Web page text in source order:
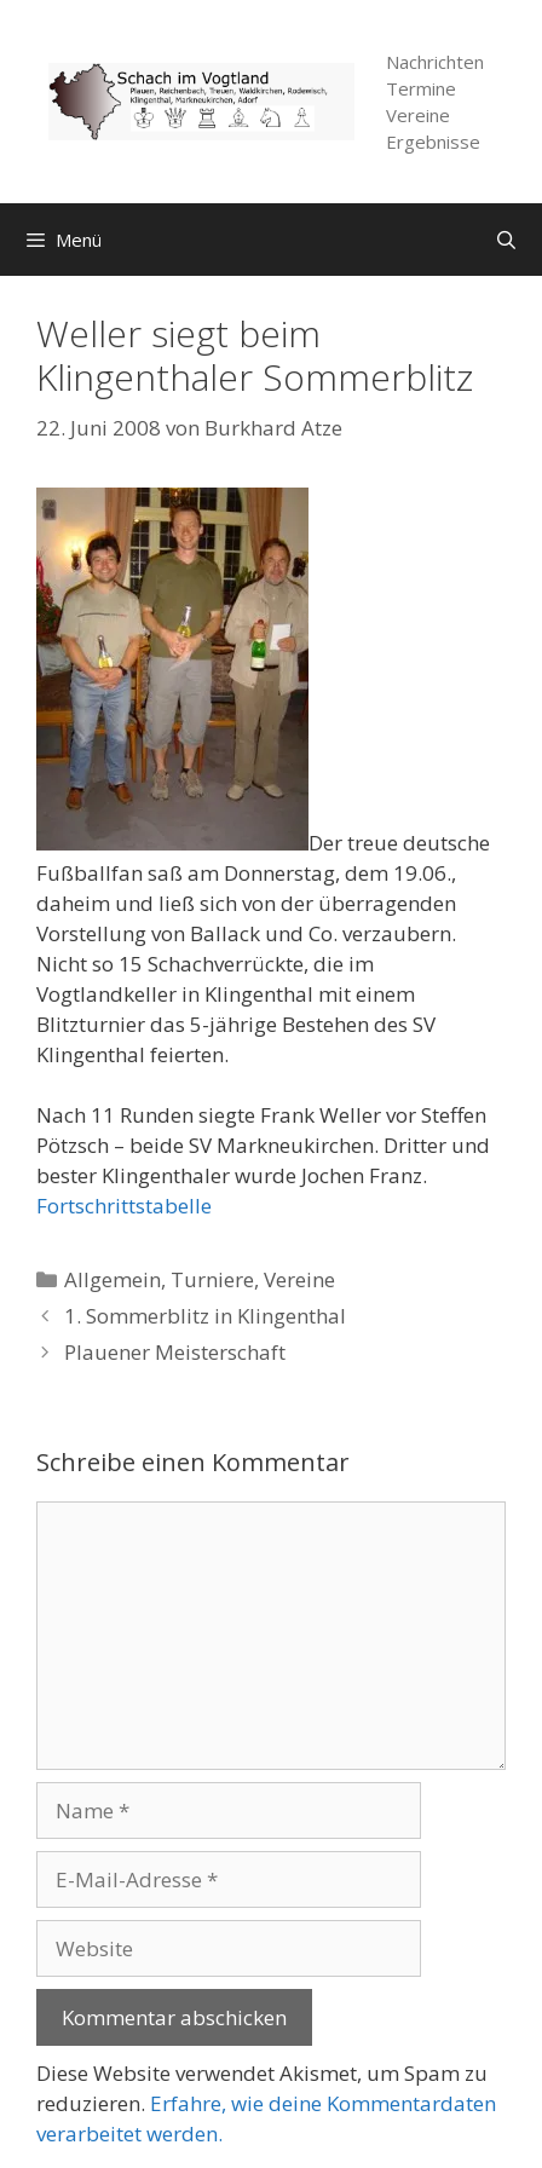
springen
Nachrichten
Termine
Vereine
Ergebnisse
Menü
Weller siegt beim
Klingenthaler Sommerblitz
22. Juni 2008 von Burkhard Atze
Der treue deutsche
Fußballfan saß am Donnerstag, dem 19.06.,
daheim und ließ sich von der überragenden
Vorstellung von Ballack und Co. verzaubern.
Nicht so 15 Schachverrückte, die im
Vogtlandkeller in Klingenthal mit einem
Blitzturnier das 5-jährige Bestehen des SV
Klingenthal feierten.
Nach 11 Runden siegte Frank Weller vor Steffen
Pötzsch – beide SV Markneukirchen. Dritter und
bester Klingenthaler wurde Jochen Franz.
Fortschrittstabelle
Kategorien
Allgemein, Turniere,Vereine
1. Sommerblitz in Klingenthal
Plauener Meisterschaft
Schreibe einen Kommentar
Mail-
Adresse
Diese Website verwendet Akismet, um Spam zu
reduzieren. Erfahre, wie deine Kommentardaten
verarbeitet werden.